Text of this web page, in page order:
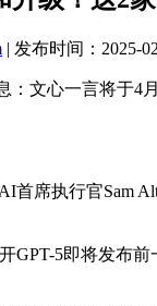
| 发布时间：2025-
心一言将于4月
席执行官Sam
5即将发布前